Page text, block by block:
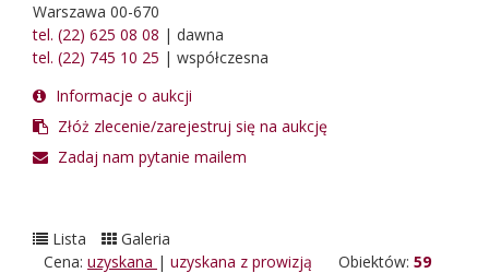
Warszawa 00-670
tel. (22) 625 08 08 | dawna
tel. (22) 745 10 25 | współczesna
Informacje o aukcji
Złóż zlecenie/zarejestruj się na aukcję
Zadaj nam pytanie mailem
Lista
Galeria
Cena: uzyskana | uzyskana z prowizją Obiektów: 59